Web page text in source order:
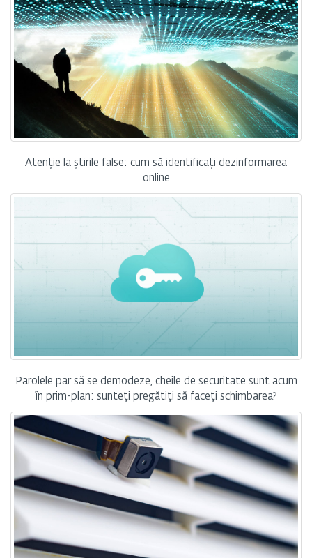
Atenție la știrile false: cum să identificați dezinformarea
online
Parolele par să se demodeze, cheile de securitate sunt acum
în prim-plan: sunteți pregătiți să faceți schimbarea?